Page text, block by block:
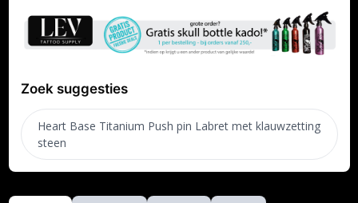
Zoek suggesties
Heart Base Titanium Push pin Labret met klauwzetting
steen